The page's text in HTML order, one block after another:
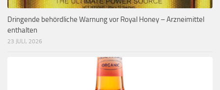
Dringende behördliche Warnung vor Royal Honey – Arzneimittel
enthalten
23 JULI, 2026